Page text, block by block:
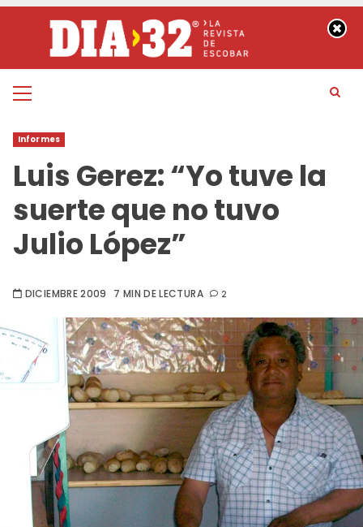
contenido
Menú
Informes
Luis Gerez: “Yo tuve la
suerte que no tuvo
Julio López”
DICIEMBRE 2009 7 MIN DE LECTURA 2